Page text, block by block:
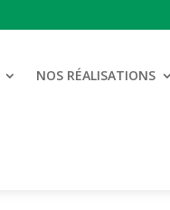
NOS RÉALISATIONS